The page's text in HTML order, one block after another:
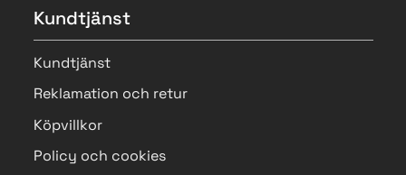
Kundtjänst
Kundtjänst
Reklamation och retur
Köpvillkor
Policy och cookies